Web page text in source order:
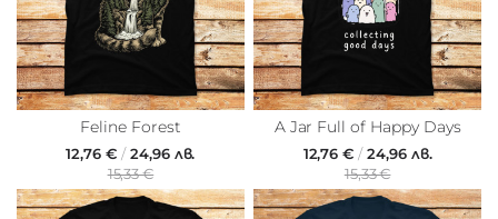
Feline Forest
12,76 € /24,96 лв.
15,33 €
A Jar Full of Happy Days
12,76 €/24,96 лв.
15,33 €